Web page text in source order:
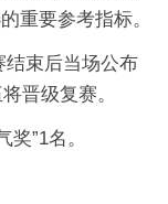
重要参考指标。
结束后当场公布
晋级复赛。
奖”1名。